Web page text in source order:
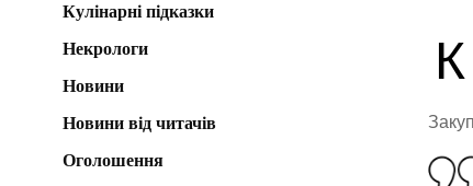
К
Кулінарні підказки
Некрологи
Новини
Новини від читачів
Оголошення